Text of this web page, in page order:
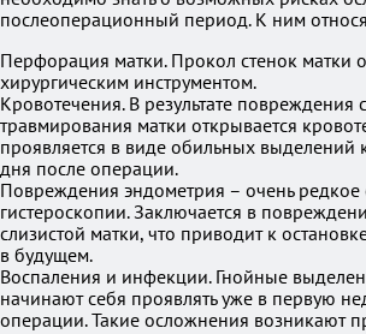
послеоперационный период. К ним
Перфорация матки. Прокол стенок матки
хирургическим инструментом.
Кровотечения. В результате повреждения
травмирования матки открывается
проявляется в виде обильных выделений
дня после операции.
Повреждения эндометрия – очень
гистероскопии. Заключается в
слизистой матки, что приводит к
в будущем.
Воспаления и инфекции. Гнойные
начинают себя проявлять уже в первую
операции. Такие осложнения возникают